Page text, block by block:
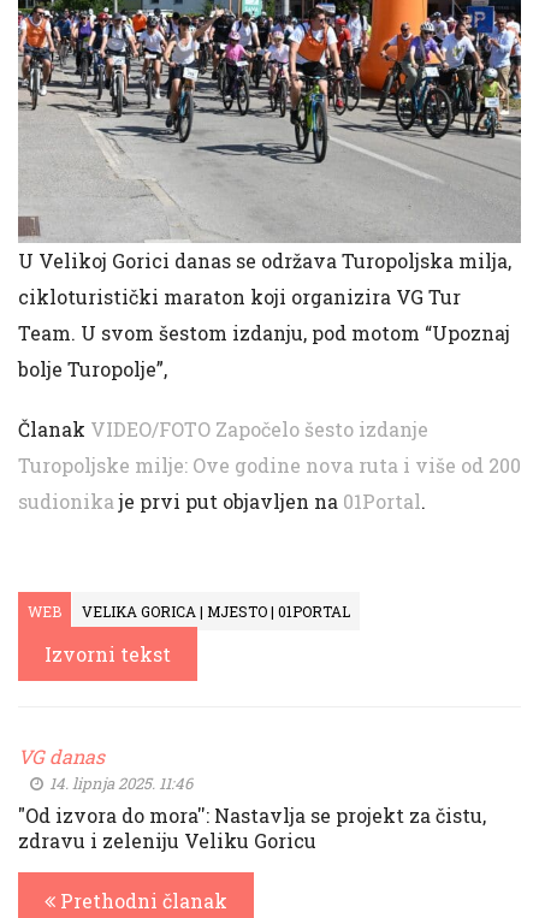
U Velikoj Gorici danas se održava Turopoljska milja,
cikloturistički maraton koji organizira VG Tur
Team. U svom šestom izdanju, pod motom “Upoznaj
bolje Turopolje”,
Članak VIDEO/FOTO Započelo šesto izdanje
Turopoljske milje: Ove godine nova ruta i više od 200
sudionikaje prvi put objavljen na 01Portal.
WEB VELIKA GORICA | MJESTO | 01PORTAL
Izvorni tekst
VG danas
14. lipnja 2025. 11:46
"Od izvora do mora'': Nastavlja se projekt za čistu,
zdravu i zeleniju Veliku Goricu
Prethodni članak